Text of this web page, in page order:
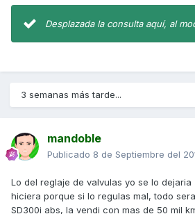
Desplazada la consulta aquí, al
3 semanas más tarde...
mandoble
Publicado 8 de Septiembre del
Lo del reglaje de valvulas yo se lo dejaria
hiciera porque si lo regulas mal, todo
SD300i abs, la vendi con mas de 50 mil